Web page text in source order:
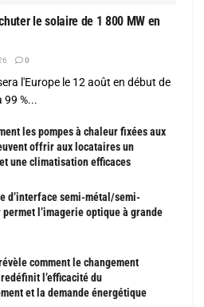
le solaire de 1 800 MW en
0
l'Europe le 12 août en début de
99 %...
les pompes à chaleur fixées aux
offrir aux locataires un
une climatisation efficaces
d’interface semi-métal/semi-
permet l’imagerie optique à grande
comment le changement
l’efficacité du
et la demande énergétique